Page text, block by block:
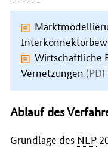
Wirtschaftliche
Vernetzungen
Ablauf des
Grundlage des NEP